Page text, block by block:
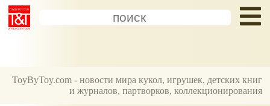
ToyByToy.com - новости мира кукол, игрушек, детских книг
и журналов, партворков, коллекционирования